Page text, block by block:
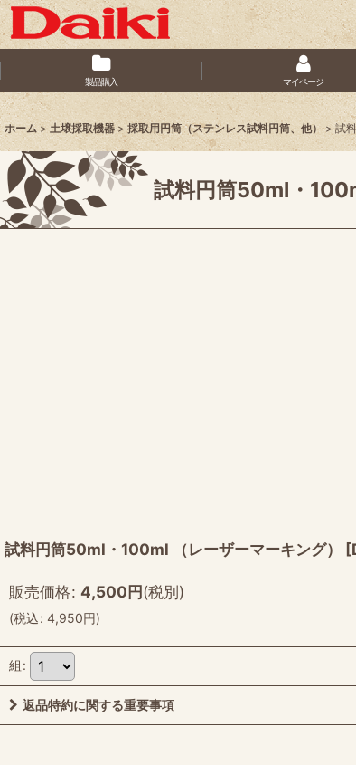
製品購入 マイページ
ホーム > 土壌採取機器 > 採取用円筒（ステンレス試料円筒、他） > 試
試料円筒50ml・
試料円筒50ml・100ml （レーザーマーキング） [
販売価格: 4,500円(税別)
(税込: 4,950円)
組 :
返品特約に関する重要事項